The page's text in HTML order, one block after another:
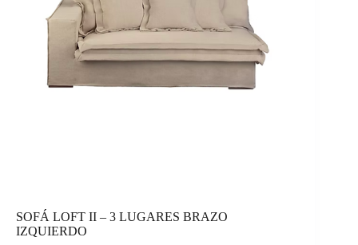
SOFÁ LOFT II – 3 LUGARES BRAZO
IZQUIERDO